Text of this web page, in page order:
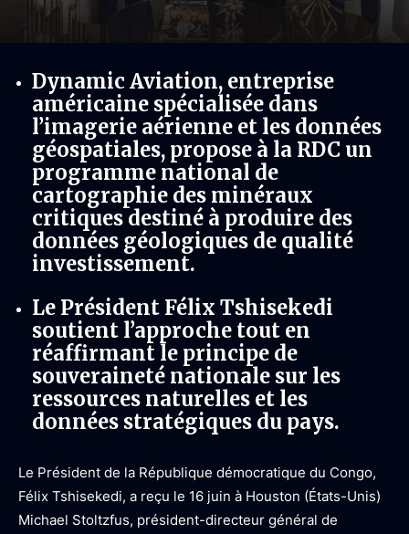
Dynamic Aviation, entreprise
américaine spécialisée dans
l’imagerie aérienne et les données
géospatiales, propose à la RDC un
programme national de
cartographie des minéraux
critiques destiné à produire des
données géologiques de qualité
investissement.
Le Président Félix Tshisekedi
soutient l’approche tout en
réaffirmant le principe de
souveraineté nationale sur les
ressources naturelles et les
données stratégiques du pays.
Le Président de la République démocratique du Congo,
Félix Tshisekedi, a reçu le 16 juin à Houston (États-Unis)
Michael Stoltzfus, président-directeur général de